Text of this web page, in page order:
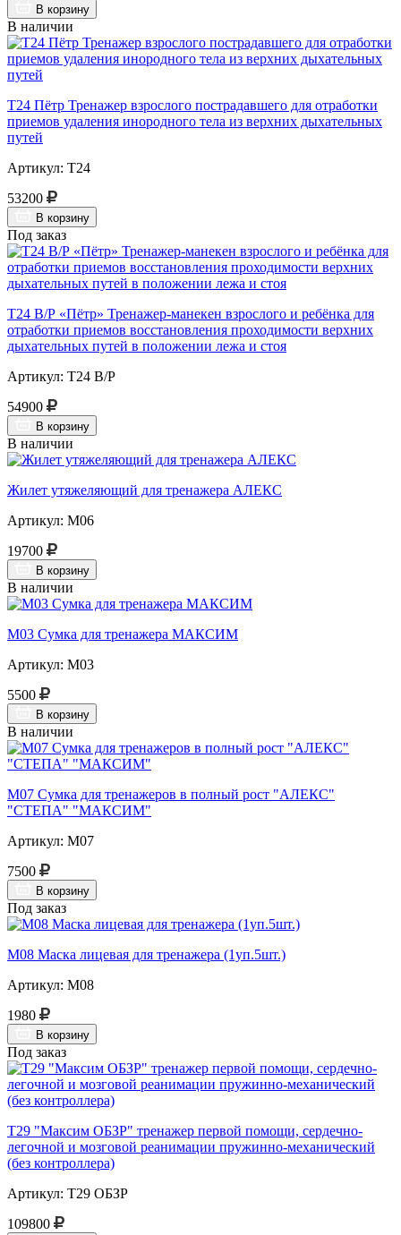
В корзину
В наличии
Т24 Пётр Тренажер взрослого пострадавшего для отработки
приемов удаления инородного тела из верхних дыхательных
путей
Артикул: Т24
53200
В корзину
Под заказ
Т24 В/Р «Пётр» Тренажер-манекен взрослого и ребёнка для
отработки приемов восстановления проходимости верхних
дыхательных путей в положении лежа и стоя
Артикул: Т24 В/Р
54900
В корзину
В наличии
Жилет утяжеляющий для тренажера АЛЕКС
Артикул: М06
19700
В корзину
В наличии
М03 Сумка для тренажера МАКСИМ
Артикул: М03
5500
В корзину
В наличии
М07 Сумка для тренажеров в полный рост "АЛЕКС"
"СТЕПА" "МАКСИМ"
Артикул: М07
7500
В корзину
Под заказ
М08 Маска лицевая для тренажера (1уп.5шт.)
Артикул: М08
1980
В корзину
Под заказ
Т29 "Максим ОБЗР" тренажер первой помощи, сердечно-
легочной и мозговой реанимации пружинно-механический
(без контроллера)
Артикул: Т29 ОБЗР
109800